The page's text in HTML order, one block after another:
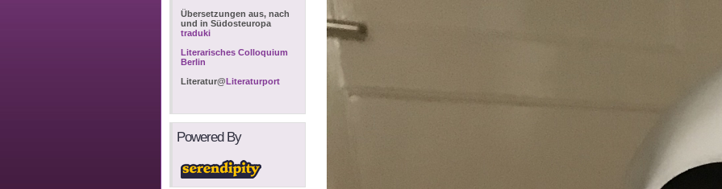
Übersetzungen aus, nach
und in Südosteuropa
traduki
Literarisches Colloquium
Berlin
Literatur@Literaturport
Powered By